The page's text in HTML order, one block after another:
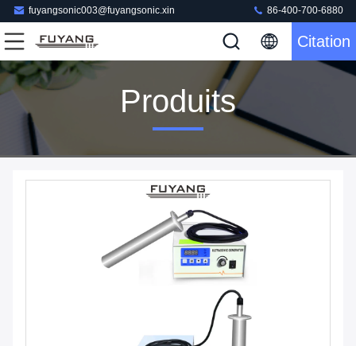
fuyangsonic003@fuyangsonic.xin 86-400-700-6880
Citation
Produits